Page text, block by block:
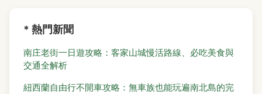
* 熱門新聞
南庄老街一日遊攻略：客家山城慢活路線、必吃美食與
交通全解析
紐西蘭自由行不開車攻略：無車族也能玩遍南北島的完